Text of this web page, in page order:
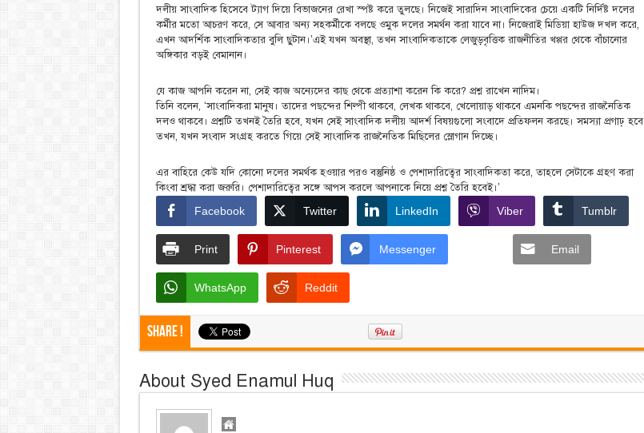
দলীয় সাংবাদিক হিসেবে ট্যাগ দিয়ে বিভাজনের রেখা স্পষ্ট করে তুলছে। নিজেই সারাদিন সাংবাদিকের চেয়ে একটি নির্দিষ্ট দলের
কর্মীর মতো আচরণ করে, সে আবার অন্য সহকর্মীকে বলছে ওমুক দলের সমর্থন করা যাবে না। নিজেরাই মিডিয়া হাউজ দখল করে,
এখন আদর্শিক সাংবাদিকতার বুলি ছুটান।’এই যখন অবস্থা, তখন সাংবাদিকতাকে লেজুড়বৃত্তিক রাজনীতির খপ্পর থেকে বাঁচানোর
অঙ্গিকার বড়ই বেমানান।
যে কাজ আপনি করেন না, সেই কাজ অন্যেদের কাছ থেকে প্রত্যাশা করেন কি করে? প্রশ্ন রাখেন নাদিম।
তিনি বলেন, ‘সাংবাদিকরা মানুষ। তাদের পছন্দের শিল্পী থাকবে, লেখক থাকবে, খেলোয়াড় থাকবে এমনকি পছন্দের রাজনৈতিক
দলও থাকবে। প্রশ্নটি তখনই তৈরি হবে, যখন সেই সাংবাদিক দলীয় আদর্শ বিষয়গুলো সংবাদে প্রতিফলন করছে। সমস্যা প্রগাঢ় হবে
তখন, যখন সংবাদ সংগ্রহ করতে গিয়ে সেই সাংবাদিক রাজনৈতিক মিছিলের স্লোগান দিচ্ছে।
এর বাহিরে কেউ যদি কোনো দলের সমর্থক হওয়ার পরও বস্তুনিষ্ঠ ও পেশাদারিত্বের সাংবাদিকতা করে, তাহলে সেটাকে গ্রহণ করা
কিংবা শ্রদ্ধা করা জরুরি। পেশাদারিত্বের সঙ্গে আপস করলে আপনাকে নিয়ে প্রশ্ন তৈরি হবেই।’
Facebook
Twitter LinkedIn Viber Tumblr
Print Pinterest Messenger Email
WhatsApp Reddit
Share !
About Syed Enamul Huq